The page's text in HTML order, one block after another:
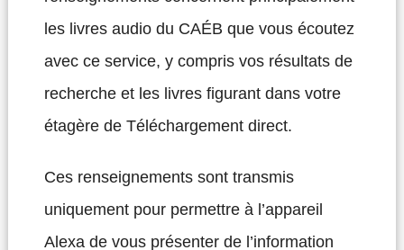
les livres audio du CAÉB que vous écoutez
avec ce service, y compris vos résultats de
recherche et les livres figurant dans votre
étagère de Téléchargement direct.
Ces renseignements sont transmis
uniquement pour permettre à l’appareil
Alexa de vous présenter de l’information